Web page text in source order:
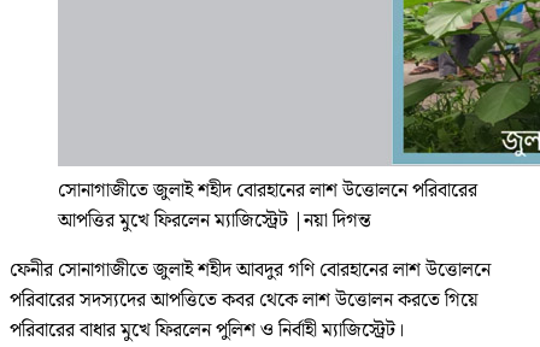
সোনাগাজীতে জুলাই শহীদ বোরহানের লাশ উত্তোলনে পরিবারের
আপত্তির মুখে ফিরলেন ম্যাজিস্ট্রেট |নয়া দিগন্ত
ফেনীর সোনাগাজীতে জুলাই শহীদ আবদুর গণি বোরহানের লাশ উত্তোলনে
পরিবারের সদস্যদের আপত্তিতে কবর থেকে লাশ উত্তোলন করতে গিয়ে
পরিবারের বাধার মুখে ফিরলেন পুলিশ ও নির্বাহী ম্যাজিস্ট্রেট।